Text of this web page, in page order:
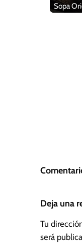
Sopa
Deja una
Tu
será